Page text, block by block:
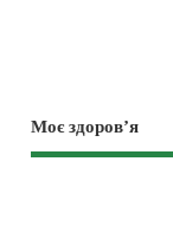
Моє здоров’я